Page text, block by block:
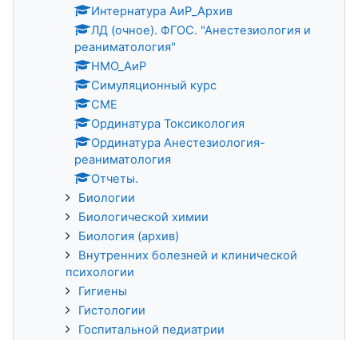
Интернатура АиР_Архив
ЛД (очное). ФГОС. "Анестезиология и
реаниматология"
НМО_АиР
Симуляционный курс
CME
Ординатура Токсикология
Ординатура Анестезиология-
реаниматология
Отчеты.
Биологии
Биологической химии
Биология (архив)
Внутренних болезней и клинической
психологии
Гигиены
Гистологии
Госпитальной педиатрии